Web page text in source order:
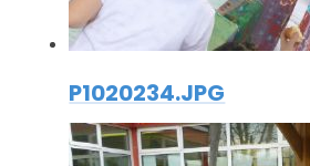
P1020234.JPG